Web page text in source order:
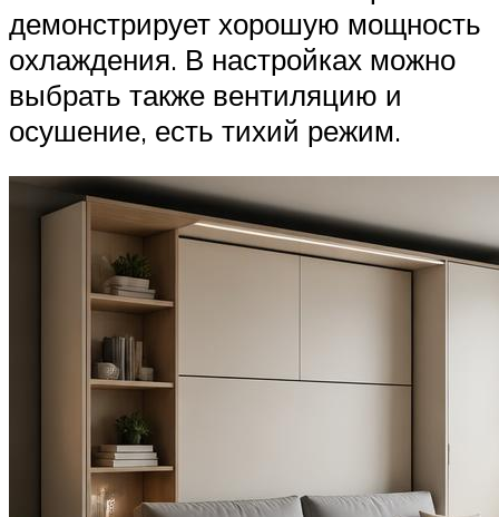
демонстрирует хорошую мощность
охлаждения. В настройках можно
выбрать также вентиляцию и
осушение, есть тихий режим.